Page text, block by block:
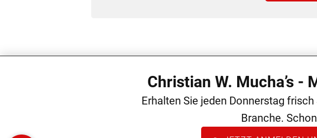
Christian W. Mucha’s -
Erhalten Sie jeden Donnerstag
Branche.